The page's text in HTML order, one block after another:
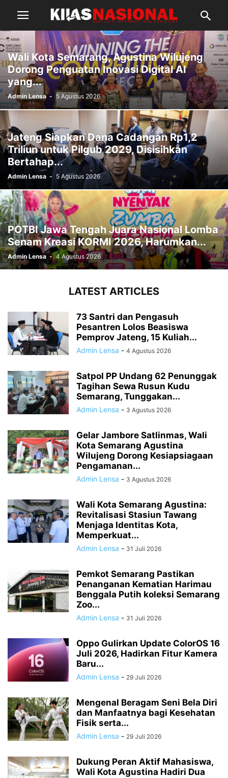
Wali Kota Semarang, Agustina Wilujeng
Dorong Penguatan Inovasi Digital AI
yang...
Admin Lensa - 5 Agustus 2026
Jateng Siapkan Dana Cadangan Rp1,2
Triliun untuk Pilgub 2029, Disisihkan
Bertahap...
Admin Lensa - 5 Agustus 2026
POTBI Jawa Tengah Juara Nasional Lomba
Senam Kreasi KORMI 2026, Harumkan...
Admin Lensa - 4 Agustus 2026
LATEST ARTICLES
73 Santri dan Pengasuh
Pesantren Lolos Beasiswa
Pemprov Jateng, 15 Kuliah...
Admin Lensa - 4 Agustus 2026
Satpol PP Undang 62 Penunggak
Tagihan Sewa Rusun Kudu
Semarang, Tunggakan...
Admin Lensa - 3 Agustus 2026
Gelar Jambore Satlinmas, Wali
Kota Semarang Agustina
Wilujeng Dorong Kesiapsiagaan
Pengamanan...
Admin Lensa - 3 Agustus 2026
Wali Kota Semarang Agustina:
Revitalisasi Stasiun Tawang
Menjaga Identitas Kota,
Memperkuat...
Admin Lensa - 31 Juli 2026
Pemkot Semarang Pastikan
Penanganan Kematian Harimau
Benggala Putih koleksi Semarang
Zoo...
Admin Lensa - 31 Juli 2026
Oppo Gulirkan Update ColorOS 16
Juli 2026, Hadirkan Fitur Kamera
Baru...
Admin Lensa - 29 Juli 2026
Mengenal Beragam Seni Bela Diri
dan Manfaatnya bagi Kesehatan
Fisik serta...
Admin Lensa - 29 Juli 2026
Dukung Peran Aktif Mahasiswa,
Wali Kota Agustina Hadiri Dua